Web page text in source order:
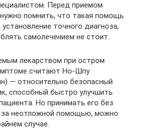
Перед приемом
помнить, что такая помощь
точного диагноза,
самолечением не стоит.
лекарством при остром
считают Но-Шпу
— относительно безопасный
способный быстро улучшить
Но принимать его без
неотложной помощью, можно
случае.